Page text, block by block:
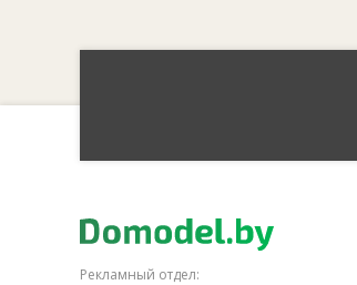
Рекламный отдел: